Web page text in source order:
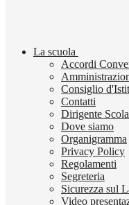
La scuola
Accordi
Consiglio
Contatti
Dirigente
Dove siamo
Organigramma
Privacy Policy
Regolamenti
Segreteria
Sicurezza sul
Video